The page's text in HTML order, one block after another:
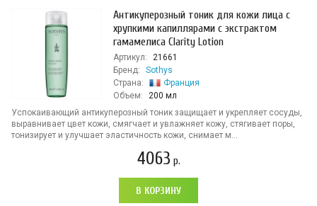
Антикуперозный тоник для кожи лица с
хрупкими капиллярами с экстрактом
гамамелиса Clarity Lotion
Артикул:
21661
Бренд:
Sothys
Страна:
Франция
Объем:
200 мл
Успокаивающий антикуперозный тоник защищает и укрепляет сосуды,
выравнивает цвет кожи, смягчает и увлажняет кожу, стягивает поры,
тонизирует и улучшает эластичность кожи, снимает м...
4063 р.
В КОРЗИНУ